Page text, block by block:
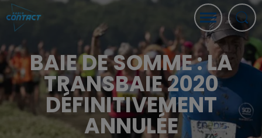
BAIE DE SOMME : LA
TRANSBAIE 2020
DÉFINITIVEMENT
ANNULÉE